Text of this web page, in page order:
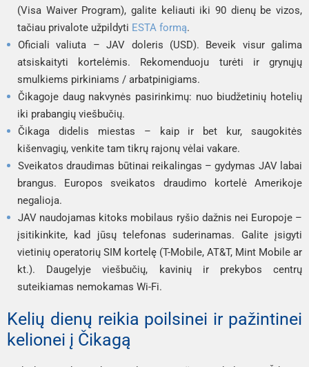
(Visa Waiver Program), galite keliauti iki 90 dienų be vizos,
tačiau privalote užpildyti ESTA formą.
Oficiali valiuta – JAV doleris (USD). Beveik visur galima
atsiskaityti kortelėmis. Rekomenduoju turėti ir grynųjų
smulkiems pirkiniams / arbatpinigiams.
Čikagoje daug nakvynės pasirinkimų: nuo biudžetinių hotelių
iki prabangių viešbučių.
Čikaga didelis miestas – kaip ir bet kur, saugokitės
kišenvagių, venkite tam tikrų rajonų vėlai vakare.
Sveikatos draudimas būtinai reikalingas – gydymas JAV labai
brangus. Europos sveikatos draudimo kortelė Amerikoje
negalioja.
JAV naudojamas kitoks mobilaus ryšio dažnis nei Europoje –
įsitikinkite, kad jūsų telefonas suderinamas. Galite įsigyti
vietinių operatorių SIM kortelę (T-Mobile, AT&T, Mint Mobile ar
kt.). Daugelyje viešbučių, kavinių ir prekybos centrų
suteikiamas nemokamas Wi-Fi.
Kelių dienų reikia poilsinei ir pažintinei
kelionei į Čikagą